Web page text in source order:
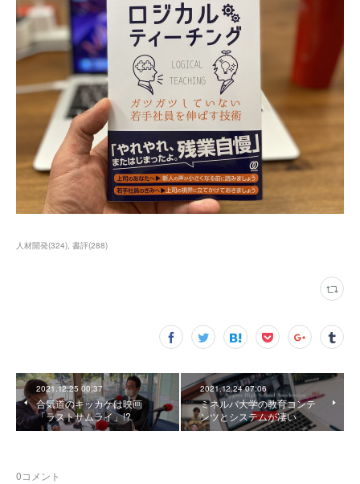
人材開発(324) 書評(288)
2021.12.25 00:37
合気道のキッカケは映画
「ラストサムライ」!?
2021.12.24 07:06
ミネルバ大学の教育コンテ
ンツとシステムが凄い
0コメント